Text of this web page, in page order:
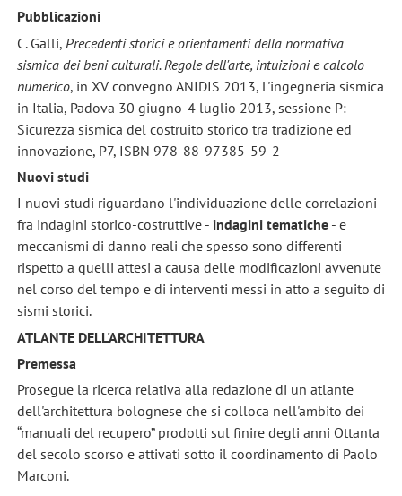
Pubblicazioni
C. Galli, Precedenti storici e orientamenti della normativa
sismica dei beni culturali. Regole dell'arte, intuizioni e calcolo
numerico, in XV convegno ANIDIS 2013, L'ingegneria sismica
in Italia, Padova 30 giugno-4 luglio 2013, sessione P:
Sicurezza sismica del costruito storico tra tradizione ed
innovazione, P7, ISBN 978-88-97385-59-2
Nuovi studi
I nuovi studi riguardano l'individuazione delle correlazioni
fra indagini storico-costruttive - indagini tematiche- e
meccanismi di danno reali che spesso sono differenti
rispetto a quelli attesi a causa delle modificazioni avvenute
nel corso del tempo e di interventi messi in atto a seguito di
sismi storici.
ATLANTE DELL'ARCHITETTURA
Premessa
Prosegue la ricerca relativa alla redazione di un atlante
dell'architettura bolognese che si colloca nell'ambito dei
“manuali del recupero” prodotti sul finire degli anni Ottanta
del secolo scorso e attivati sotto il coordinamento di Paolo
Marconi.